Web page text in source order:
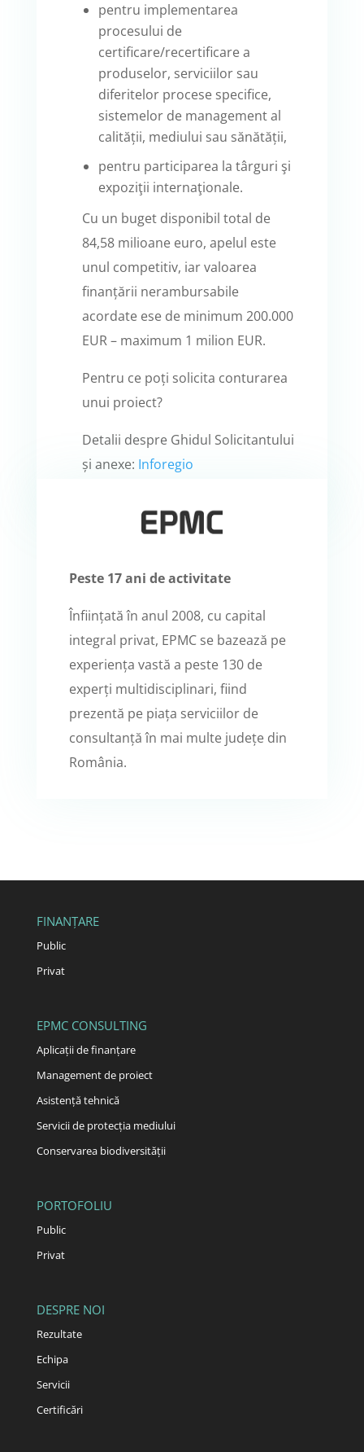
pentru implementarea
procesului de
certificare/recertificare a
produselor, serviciilor sau
diferitelor procese specifice,
sistemelor de management al
calității, mediului sau sănătății,
pentru participarea la târguri şi
expoziţii internaţionale.
Cu un buget disponibil total de
84,58 milioane euro, apelul este
unul competitiv, iar valoarea
finanțării nerambursabile
acordate ese de minimum 200.000
EUR – maximum 1 milion EUR.
Pentru ce poți solicita conturarea
unui proiect?
Detalii despre Ghidul Solicitantului
și anexe: Inforegio
Peste 17 ani de activitate
Înființată în anul 2008, cu capital
integral privat, EPMC se bazează pe
experiența vastă a peste 130 de
experți multidisciplinari, fiind
prezentă pe piața serviciilor de
consultanță în mai multe județe din
România.
FINANȚARE
Public
Privat
EPMC CONSULTING
Aplicații de finanțare
Management de proiect
Asistență tehnică
Servicii de protecția mediului
Conservarea biodiversității
PORTOFOLIU
Public
Privat
DESPRE NOI
Rezultate
Echipa
Servicii
Certificări